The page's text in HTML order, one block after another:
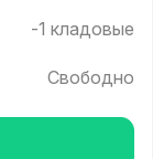
-1 кладовые
Свободно